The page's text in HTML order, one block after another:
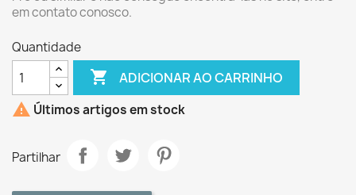
em contato conosco.
Quantidade
 ADICIONAR AO CARRINHO
 Últimos artigos em stock
Partilhar